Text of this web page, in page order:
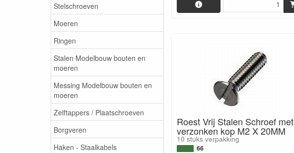
Stelschroeven
Moeren
Ringen
Stalen Modelbouw bouten en
moeren
Messing Modelbouw bouten en
moeren
Zelftappers / Plaatschroeven
Borgveren
Haken - Staalkabels
Roest Vrij Stalen Schroef met
verzonken kop M2 X 20MM
10 stuks verpakking
66